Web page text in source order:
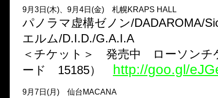
9月3日(木)、9月4日(金) 札幌KRAPS HALL
パノラマ虚構ゼノン/DADAROMA/
エルム/D.I.D./G.A.I.A
＜チケット＞ 発売中 ローソンチ
ード 15185） http://goo.gl/
9月7日(月) 仙台MACANA